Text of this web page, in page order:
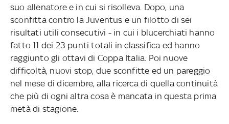
suo allenatore e in cui si risolleva. Dopo, una
sconfitta contro la Juventus e un filotto di sei
risultati utili consecutivi - in cui i blucerchiati hanno
fatto 11 dei 23 punti totali in classifica ed hanno
raggiunto gli ottavi di Coppa Italia. Poi nuove
difficoltà, nuovi stop, due sconfitte ed un pareggio
nel mese di dicembre, alla ricerca di quella continuità
che più di ogni altra cosa è mancata in questa prima
metà di stagione.